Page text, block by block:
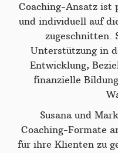
Coaching-Ansatz ist
und individuell auf
zugeschnitten.
Unterstützung in
Entwicklung,
finanzielle
Susana und
Coaching-Formate
für ihre Klienten zu